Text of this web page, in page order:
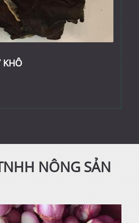
KHÔ
NÔNG SẢN